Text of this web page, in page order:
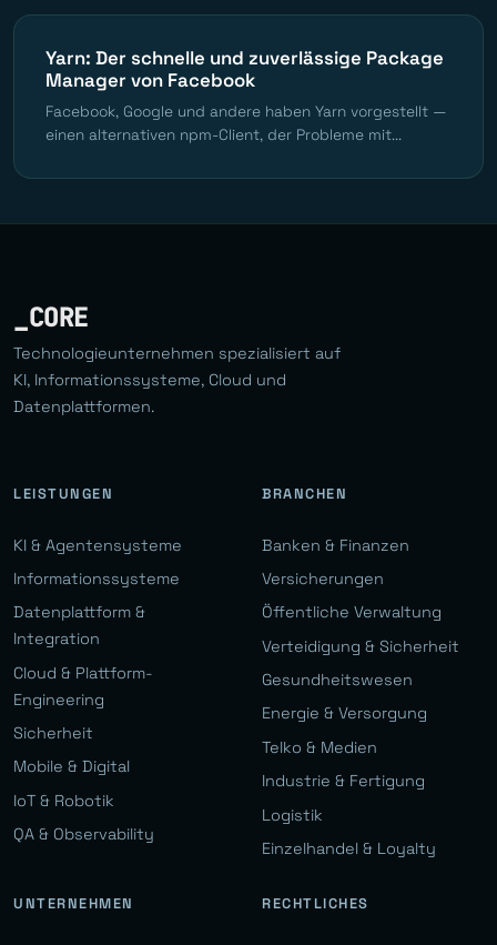
Yarn: Der schnelle und zuverlässige Package
Manager von Facebook
Facebook, Google und andere haben Yarn vorgestellt —
einen alternativen npm-Client, der Probleme mit...
_CORE
Technologieunternehmen spezialisiert auf
KI, Informationssysteme, Cloud und
Datenplattformen.
LEISTUNGEN
KI & Agentensysteme
Informationssysteme
Datenplattform &
Integration
Cloud & Plattform-
Engineering
Sicherheit
Mobile & Digital
IoT & Robotik
QA & Observability
BRANCHEN
Banken & Finanzen
Versicherungen
Öffentliche Verwaltung
Verteidigung & Sicherheit
Gesundheitswesen
Energie & Versorgung
Telko & Medien
Industrie & Fertigung
Logistik
Einzelhandel & Loyalty
UNTERNEHMEN RECHTLICHES